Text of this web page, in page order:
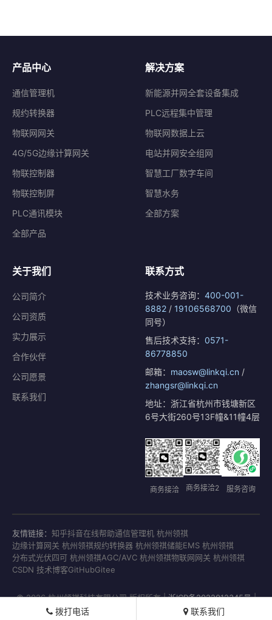
产品中心
通信管理机
规约转换器
物联网网关
4G/5G边缘计算网关
物联控制器
物联控制屏
PLC通讯模块
全部产品
解决方案
新能源并网全套设备集成
PLC远程集中管理
物联网数据上云
电站并网安全组网
智慧工厂数字车间
智慧水务
全部方案
关于我们
公司简介
公司资质
实力展示
合作伙伴
公司愿景
联系我们
联系方式
技术业务咨询： 400-001-
8882 / 19106568700 （微信
同号）
售后技术支持： 0571-
86778850
邮箱： maosw@linkqi.cn /
zhangsr@linkqi.cn
地址：浙江省杭州市钱塘新区
6号大街260号13F幢&11幢4层
商务接洽 商务接洽2 服务咨询
友情链接： 知乎抖音在线帮助通信管理机 杭州领祺
边缘计算网关 杭州领祺规约转换器 杭州领祺储能EMS 杭州领祺
分布式光伏四可 杭州领祺AGC/AVC 杭州领祺物联网网关 杭州领祺
CSDN 技术博客GitHubGitee
© 2026 杭州领祺科技有限公司 版权所有 |浙ICP备2022012345号|
浙公网安备33011802001771号
拨打电话 联系我们